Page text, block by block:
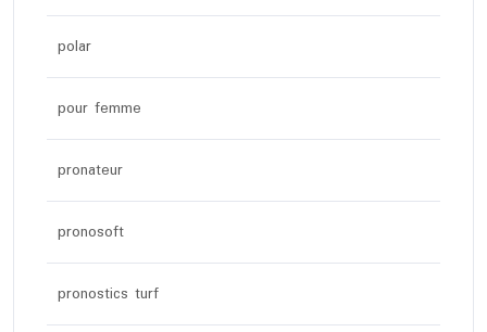
polar
pour femme
pronateur
pronosoft
pronostics turf